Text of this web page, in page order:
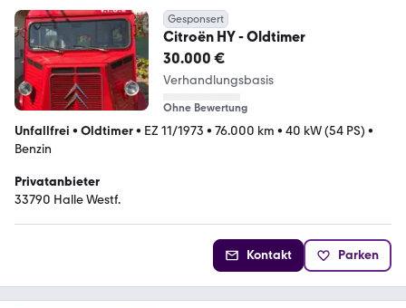
Gesponsert
Citroën HY - Oldtimer
30.000 €
Verhandlungsbasis
Ohne Bewertung
Unfallfrei • Oldtimer• EZ 11/1973 • 76.000 km • 40 kW (54 PS) •
Benzin
Privatanbieter
33790 Halle Westf.
Kontakt Parken